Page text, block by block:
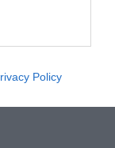
Policy